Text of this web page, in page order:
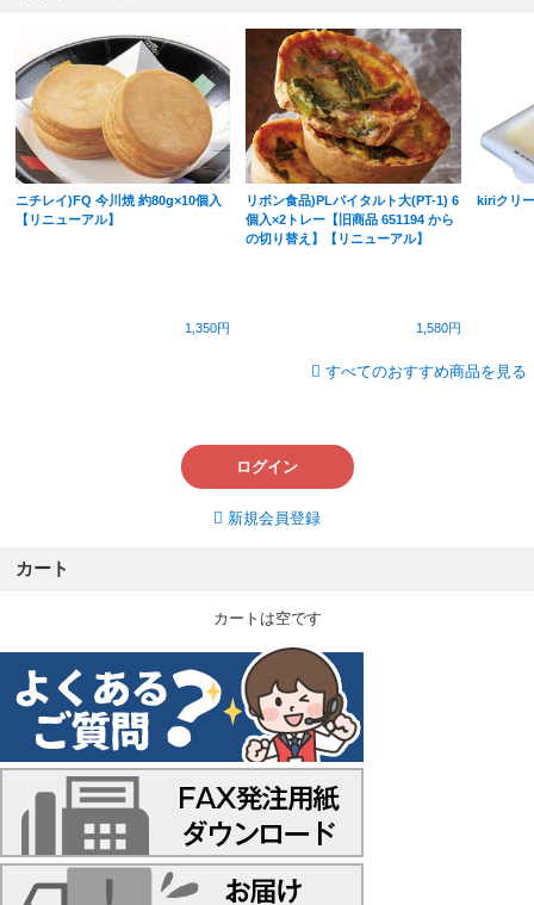
ニチレイ)FQ 今川焼 約80g×10個入
【リニューアル】
1,350円
リボン食品)PLパイタルト大(PT-1) 6
個入×2トレー【旧商品 651194 から
の切り替え】【リニューアル】
1,580円
kiriクリ
すべてのおすすめ商品を見る
ログイン
新規会員登録
カート
カートは空です